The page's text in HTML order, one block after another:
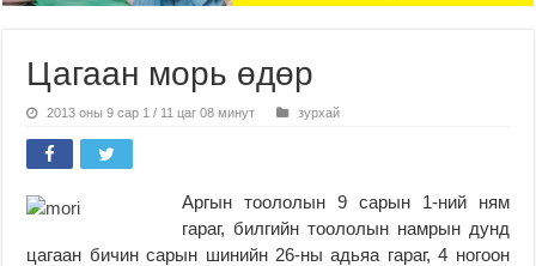
Цагаан морь өдөр
2013 оны 9 сар 1 / 11 цаг 08 минут зурхай
Аргын тоололын 9 сарын 1-ний ням
гараг, билгийн тоололын намрын дунд
цагаан бичин сарын шинийн 26-ны адьяа гараг, 4 ногоон